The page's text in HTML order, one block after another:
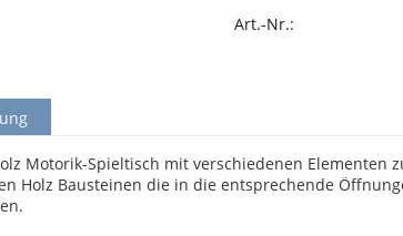
Art.-Nr.:
Motorik-Spieltisch mit verschiedenen Elementen
Holz Bausteinen die in die entsprechende